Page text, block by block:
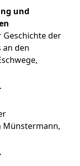
und
Geschichte der
an den
Münstermann,